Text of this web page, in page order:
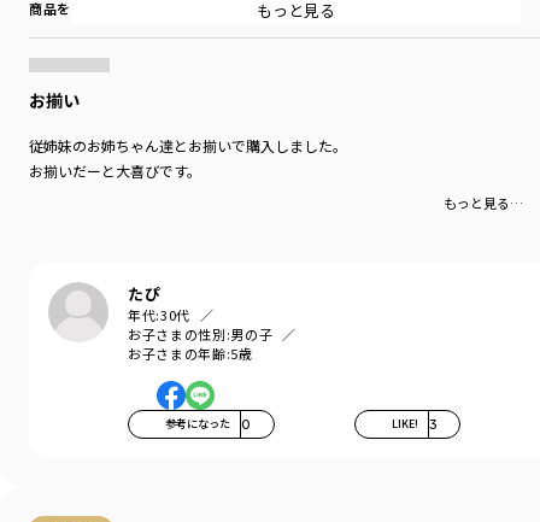
商品をチェックする＞
お揃い
従姉妹のお姉ちゃん達とお揃いで購入しました。
お揃いだーと大喜びです。
もっと見る…
たぴ
年代:30代
お子さまの性別:男の子
お子さまの年齢:5歳
参考になった 0 LIKE! 3
身幅が少しゆったり目なので
Tシャツの上から羽織りとしても着用いただけます。
キッズ、ベビーのペアアイテムで
・12-3214-103(キッズ女児)
■素材
本体部分「綿100％」使用。
「吸汗性」にすぐれ「肌ざわりが良い」
着用イメージ/カラー：アイボリー
モデル：身長120cm 体重20.5kg
ブランド
もっと見る